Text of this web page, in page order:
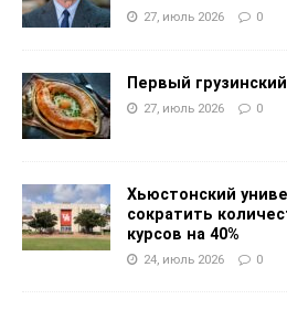
27, июль 2026 0
Первый
27, июль 2026 0
Хьюстонский
сократить
курсов на 40%
24, июль 2026 0